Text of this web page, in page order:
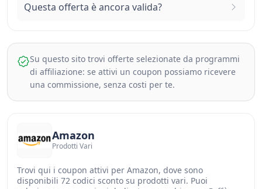
Questa offerta è ancora valida?
Su questo sito trovi offerte selezionate da programmi
di affiliazione: se attivi un coupon possiamo ricevere
una commissione, senza costi per te.
Amazon
Prodotti Vari
Trovi qui i coupon attivi per Amazon, dove sono
disponibili 72 codici sconto su prodotti vari. Puoi